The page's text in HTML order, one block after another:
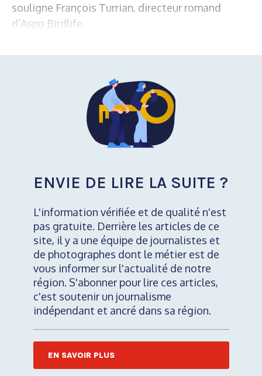
souligne François Turrian, directeur romand
d’Aspo Birdlife.
ENVIE DE LIRE LA SUITE ?
L'information vérifiée et de qualité n'est
pas gratuite. Derrière les articles de ce
site, il y a une équipe de journalistes et
de photographes dont le métier est de
vous informer sur l'actualité de notre
région. S'abonner pour lire ces articles,
c'est soutenir un journalisme
indépendant et ancré dans sa région.
EN SAVOIR PLUS